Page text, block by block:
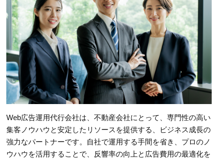
Web広告運用代行会社は、不動産会社にとって、専門性の高い
集客ノウハウと安定したリソースを提供する、ビジネス成長の
強力なパートナーです。自社で運用する手間を省き、プロのノ
ウハウを活用することで、反響率の向上と広告費用の最適化を